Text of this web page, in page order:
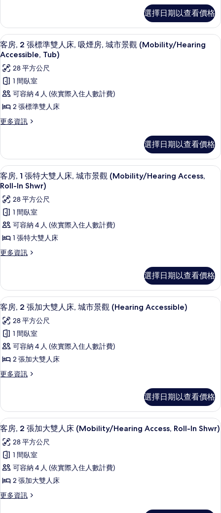
所
有
相
片
的
詳
情
雙
人
床
(Mobility/Hearing
Accessible,
Tub)
的
所
有
2
張
加
大
人
床
(Mobility/Hearing
Accessible,
Tub)
詳
選擇日期以查看價格
顯
示
客
房,
2
張
準
人
床,
吸
煙
房,
城
市
景
觀
Tub)
的
所
有
相
片
高級寢具、客房內保險箱、書桌、筆
5
客房, 2 張標準雙人床, 吸煙房, 城市景觀 (Mobility/Hearing
Accessible, Tub)
28 平方公尺
1 間臥室
可容納 4 人 (依實際入住人數計費)
2 張標準雙人床
更多資訊
更
2
張
標
準
人
床,
吸
煙
房,
市
Accessible,
Tub)
的
詳
情
選擇日期以查看價格
顯
示
客
房,
張
大
人
床,
城
市
景
觀
(Mobility/Hearing
Access,
Shwr)
的
所
有
相
片
高級寢具、客房內保險箱、書桌、筆
6
客房, 1 張特大雙人床, 城市景觀 (Mobility/Hearing Access,
Roll-In Shwr)
28 平方公尺
1 間臥室
可容納 4 人 (依實際入住人數計費)
1 張特大雙人床
更多資訊
更
1
張
特
雙
人
床,
城
市
觀
In
Shwr)
的
詳
情
選擇日期以查看價格
顯
示
客
房,
2
張
加
雙
人
床,
城
市
景
觀
(Hearing
高級寢具、客房內保險箱、書桌、筆
6
客房, 2 張加大雙人床, 城市景觀 (Hearing Accessible)
28 平方公尺
1 間臥室
可容納 4 人 (依實際入住人數計費)
2 張加大雙人床
更多資訊
更
2
張
加
雙
人
床,
城
市
觀
選擇日期以查看價格
顯
示
客
房,
2
張
加
高級寢具、客房內保險箱、書桌、筆
4
客房, 2 張加大雙人床 (Mobility/Hearing Access, Roll-In Shwr)
28 平方公尺
1 間臥室
可容納 4 人 (依實際入住人數計費)
2 張加大雙人床
更多資訊
更